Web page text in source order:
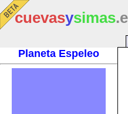
cuevasysimas
Planeta Espeleo